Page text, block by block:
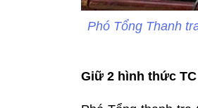
Phó Tổng Thanh
Giữ 2 hình thức TC